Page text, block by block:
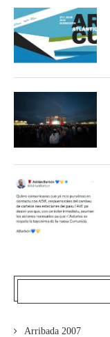
Arribada 2007